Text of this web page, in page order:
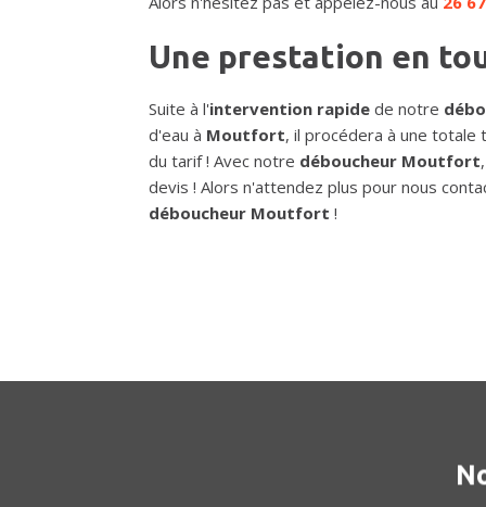
Une prestation en
Suite à l'intervention rapide de notre
d'eau à Moutfort, il procédera à une totale
du tarif ! Avec notre déboucheur Moutfort
devis ! Alors n'attendez plus pour nous
déboucheur Moutfort !